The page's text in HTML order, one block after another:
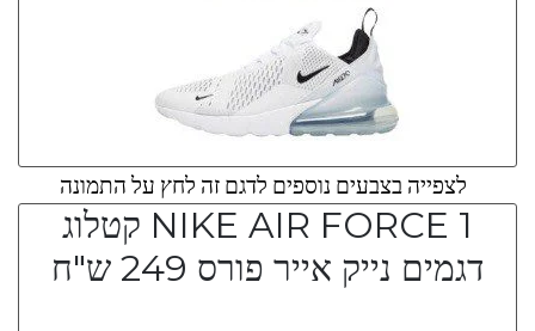
לצפייה בצבעים נוספים לדגם זה לחץ על התמונה
NIKE AIR FORCE 1 קטלוג
דגמים נייק אייר פורס 249 ש"ח